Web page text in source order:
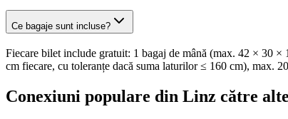
Ce bagaje sunt incluse?
Fiecare bilet include gratuit: 1 bagaj de mână (max. 42 × 30
cm fiecare, cu toleranțe dacă suma laturilor ≤ 160 cm), max.
Conexiuni populare din Linz către